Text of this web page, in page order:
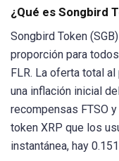
¿Qué es Songbird
Songbird Token
proporción para
FLR. La oferta total
una inflación inicial
recompensas FTSO y
token XRP que los
instantánea, hay